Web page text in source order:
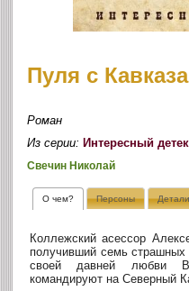
Пуля с Кавказа
Роман
Из серии: Интересный
Свечин Николай
О чем? Персоны Детали
Коллежский асессор
получивший семь страшных
своей давней любви
командируют на Северный